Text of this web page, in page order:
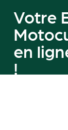
Votre
en
!